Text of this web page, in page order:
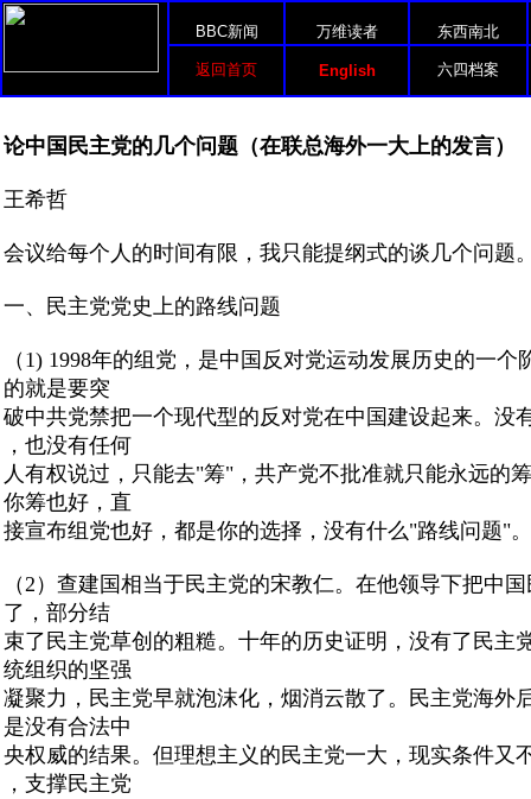
BBC新闻 万维读者 东西南北
返回首页 English 六四档案
论中国民主党的几个问题（在联总海外一大上的发言）
王希哲
会议给每个人的时间有限，我只能提纲式的谈几个问题
一、民主党党史上的路线问题
（1) 1998年的组党，是中国反对党运动发展历史的一个
的就是要突
破中共党禁把一个现代型的反对党在中国建设起来。没
，也没有任何
人有权说过，只能去"筹"，共产党不批准就只能永远的
你筹也好，直
接宣布组党也好，都是你的选择，没有什么"路线问题"。
（2）查建国相当于民主党的宋教仁。在他领导下把中
了，部分结
束了民主党草创的粗糙。十年的历史证明，没有了民主
统组织的坚强
凝聚力，民主党早就泡沫化，烟消云散了。民主党海外
是没有合法中
央权威的结果。但理想主义的民主党一大，现实条件又
，支撑民主党